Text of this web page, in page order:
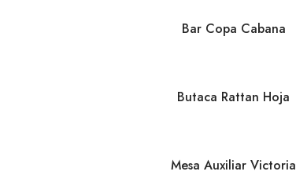
Bar Copa Cabana
Butaca Rattan Hoja
Mesa Auxiliar Victoria